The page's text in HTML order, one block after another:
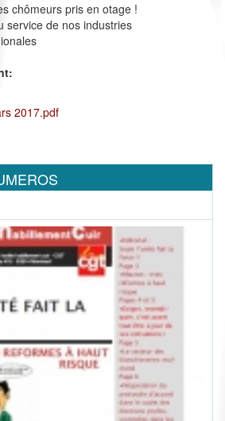
chômeurs pris en otage !
service de nos industries
2017.pdf